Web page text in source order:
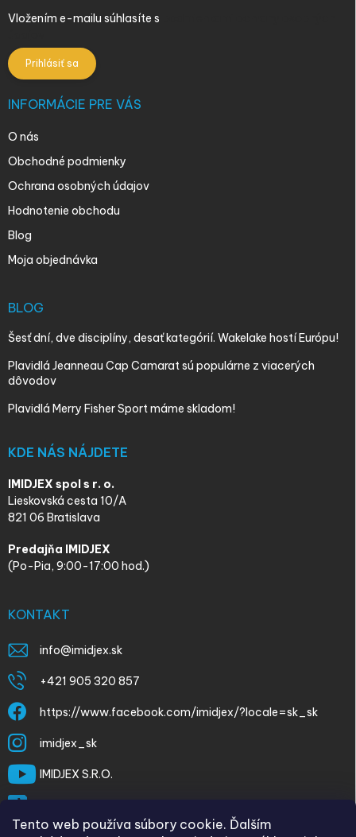
Tento web používa súbory cookie. Ďalším
Vložením e-mailu súhlasíte s
Prihlásiť sa
INFORMÁCIE PRE VÁS
O nás
Obchodné podmienky
Ochrana osobných údajov
Hodnotenie obchodu
Blog
Moja objednávka
BLOG
Šesť dní, dve disciplíny, desať kategórií. Wakelake hostí Európu!
Plavidlá Jeanneau Cap Camarat sú populárne z viacerých
dôvodov
Plavidlá Merry Fisher Sport máme skladom!
KDE NÁS NÁJDETE
IMIDJEX spol s r. o.
Lieskovská cesta 10/A
821 06 Bratislava
Predajňa IMIDJEX
(Po-Pia, 9:00-17:00 hod.)
KONTAKT
info@imidjex.sk
+421 905 320 857
https://www.facebook.com/imidjex/?locale=sk_sk
imidjex_sk
IMIDJEX S.R.O.